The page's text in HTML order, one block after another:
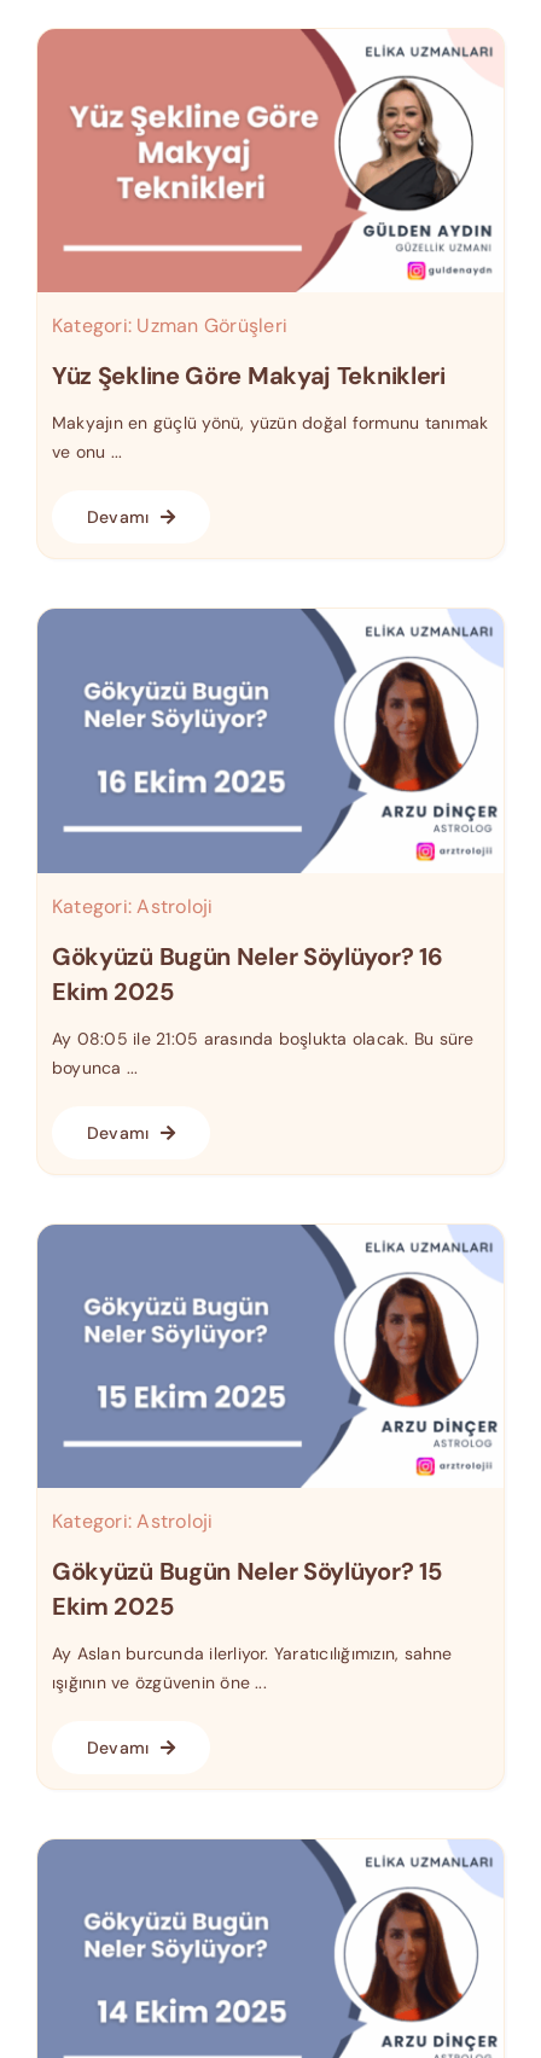
Kategori: Uzman Görüşleri
Yüz Şekline Göre Makyaj Teknikleri
Makyajın en güçlü yönü, yüzün doğal formunu tanımak
ve onu ...
Devamı
Kategori:Astroloji
Gökyüzü Bugün Neler Söylüyor? 16
Ekim 2025
Ay 08:05 ile 21:05 arasında boşlukta olacak. Bu süre
boyunca ...
Devamı
Kategori:Astroloji
Gökyüzü Bugün Neler Söylüyor? 15
Ekim 2025
Ay Aslan burcunda ilerliyor. Yaratıcılığımızın, sahne
ışığının ve özgüvenin öne ...
Devamı